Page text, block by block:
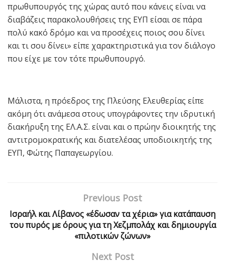
πρωθυπουργός της χώρας αυτό που κάνεις είναι να
διαβάζεις παρακολουθήσεις της ΕΥΠ είσαι σε πάρα
πολύ κακό δρόμο και να προσέχεις ποιος σου δίνει
και τι σου δίνει» είπε χαρακτηριστικά για τον διάλογο
που είχε με τον τότε πρωθυπουργό.
Μάλιστα, η πρόεδρος της Πλεύσης Ελευθερίας είπε
ακόμη ότι ανάμεσα στους υπογράφοντες την ιδρυτική
διακήρυξη της ΕΛ.Α.Σ. είναι και ο πρώην διοικητής της
αντιτρομοκρατικής και διατελέσας υποδιοικητής της
ΕΥΠ, Φώτης Παπαγεωργίου.
Previous Post
Ισραήλ και Λίβανος «έδωσαν τα χέρια» για κατάπαυση
του πυρός με όρους για τη Χεζμπολάχ και δημιουργία
«πιλοτικών ζώνων»
Next Post